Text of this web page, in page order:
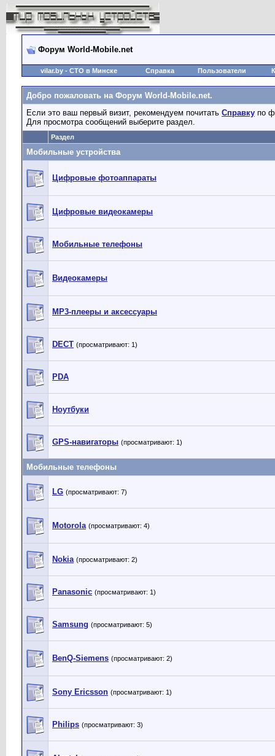
Форум World-Mobile.net
vilar.by - СТО в Минске Справка Пользователи
Добро пожаловать на Форум World-Mobile.net.
Если это ваш первый визит, рекомендуем почитать Справку по
Для просмотра сообщений выберите раздел.
Раздел
Мобильные устройства
Цифровые фотоаппараты
Цифровые видеокамеры
Мобильные телефоны
Видеокамеры
MP3-плееры и аксессуары
DECT (просматривают: 1)
PDA
Ноутбуки
GPS-навигаторы (просматривают: 1)
Мобильные телефоны
LG (просматривают: 7)
Motorola (просматривают: 4)
Nokia (просматривают: 2)
Panasonic (просматривают: 1)
Samsung (просматривают: 5)
BenQ-Siemens (просматривают: 2)
Sony Ericsson (просматривают: 1)
Philips (просматривают: 3)